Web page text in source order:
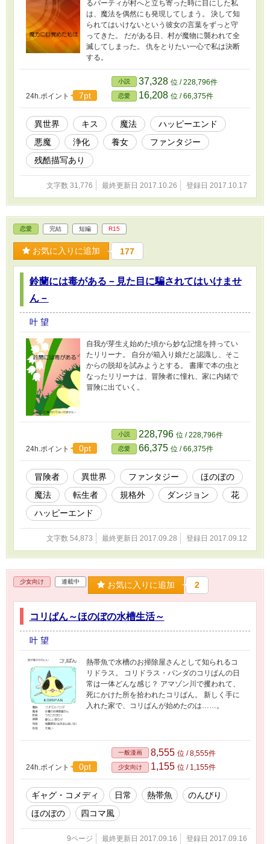
るパーティが村へと立ち寄った時に目にした私
は、魔法を偶然にも発現してしまう。 決して知
られてはいけないという彼女の言葉をずっと守
ってきた。 だがある日、村が魔物に襲われて全
滅してしまった。 仇をとりたい一心で私は決断
する。
24h.ポイント 7pt
小説 37,328 位 / 228,796件
恋愛 16,208 位 / 66,375件
異世界 キス 魔法
ハッピーエンド
悪魔
浄化 養女
ファンタジー
残酷描写あり
文字数 31,776 最終更新日 2017.10.26 登録日 2017.10.17
恋愛 完結 短編 R15
お気に入りに追加 177
鈴蘭には毒がある－見た目に騙されてはいけませ
ん－
叶 望
自我が芽生え始めた頃から妙な記憶を持ってい
たリリーナ。 自分が箱入り娘だと認識し、そこ
からの脱却を試みようとする。 書庫で本の虫と
なったリリーナは、冒険者に憧れ、家に内緒で
冒険に出ていく。
24h.ポイント 0pt
小説 228,796 位 / 228,796件
恋愛 66,375 位 / 66,375件
冒険者 異世界 ファンタジー
ほのぼの
魔法
転生者 規格外 ダンジョン
花
ハッピーエンド
文字数 54,873 最終更新日 2017.09.28 登録日 2017.09.12
少女向け 連載中 お気に入りに追加 2
コリぱん～ほのぼの水槽生活～
叶 望
熱帯魚で水槽のお掃除屋さんとして知られるコ
リドラス。 コリドラス・パンダのコリぱんの日
常は一体どんな感じ？ アマゾン川で攫われて、
死にかけた所を拾われたコリぱん。 新しく手に
入れた家で、コリぱんが始めたのは……。
24h.ポイント 0pt
一般漫画 8,555 位 / 8,555件
少女向け 1,155 位 / 1,155件
ギャグ・コメディ 日常 熱帯魚
のんびり
ほのぼの
四コマ風
9ページ 最終更新日 2017.09.16 登録日 2017.09.16